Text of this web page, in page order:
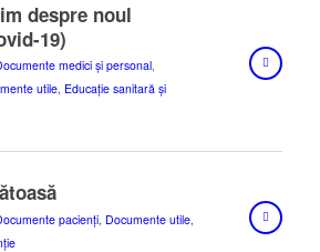
despre noul
19)
medici și personal,
utile, Educație sanitară și
pacienți, Documente utile,